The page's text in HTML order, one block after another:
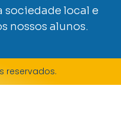
sociedade local e
nossos alunos.
reservados.